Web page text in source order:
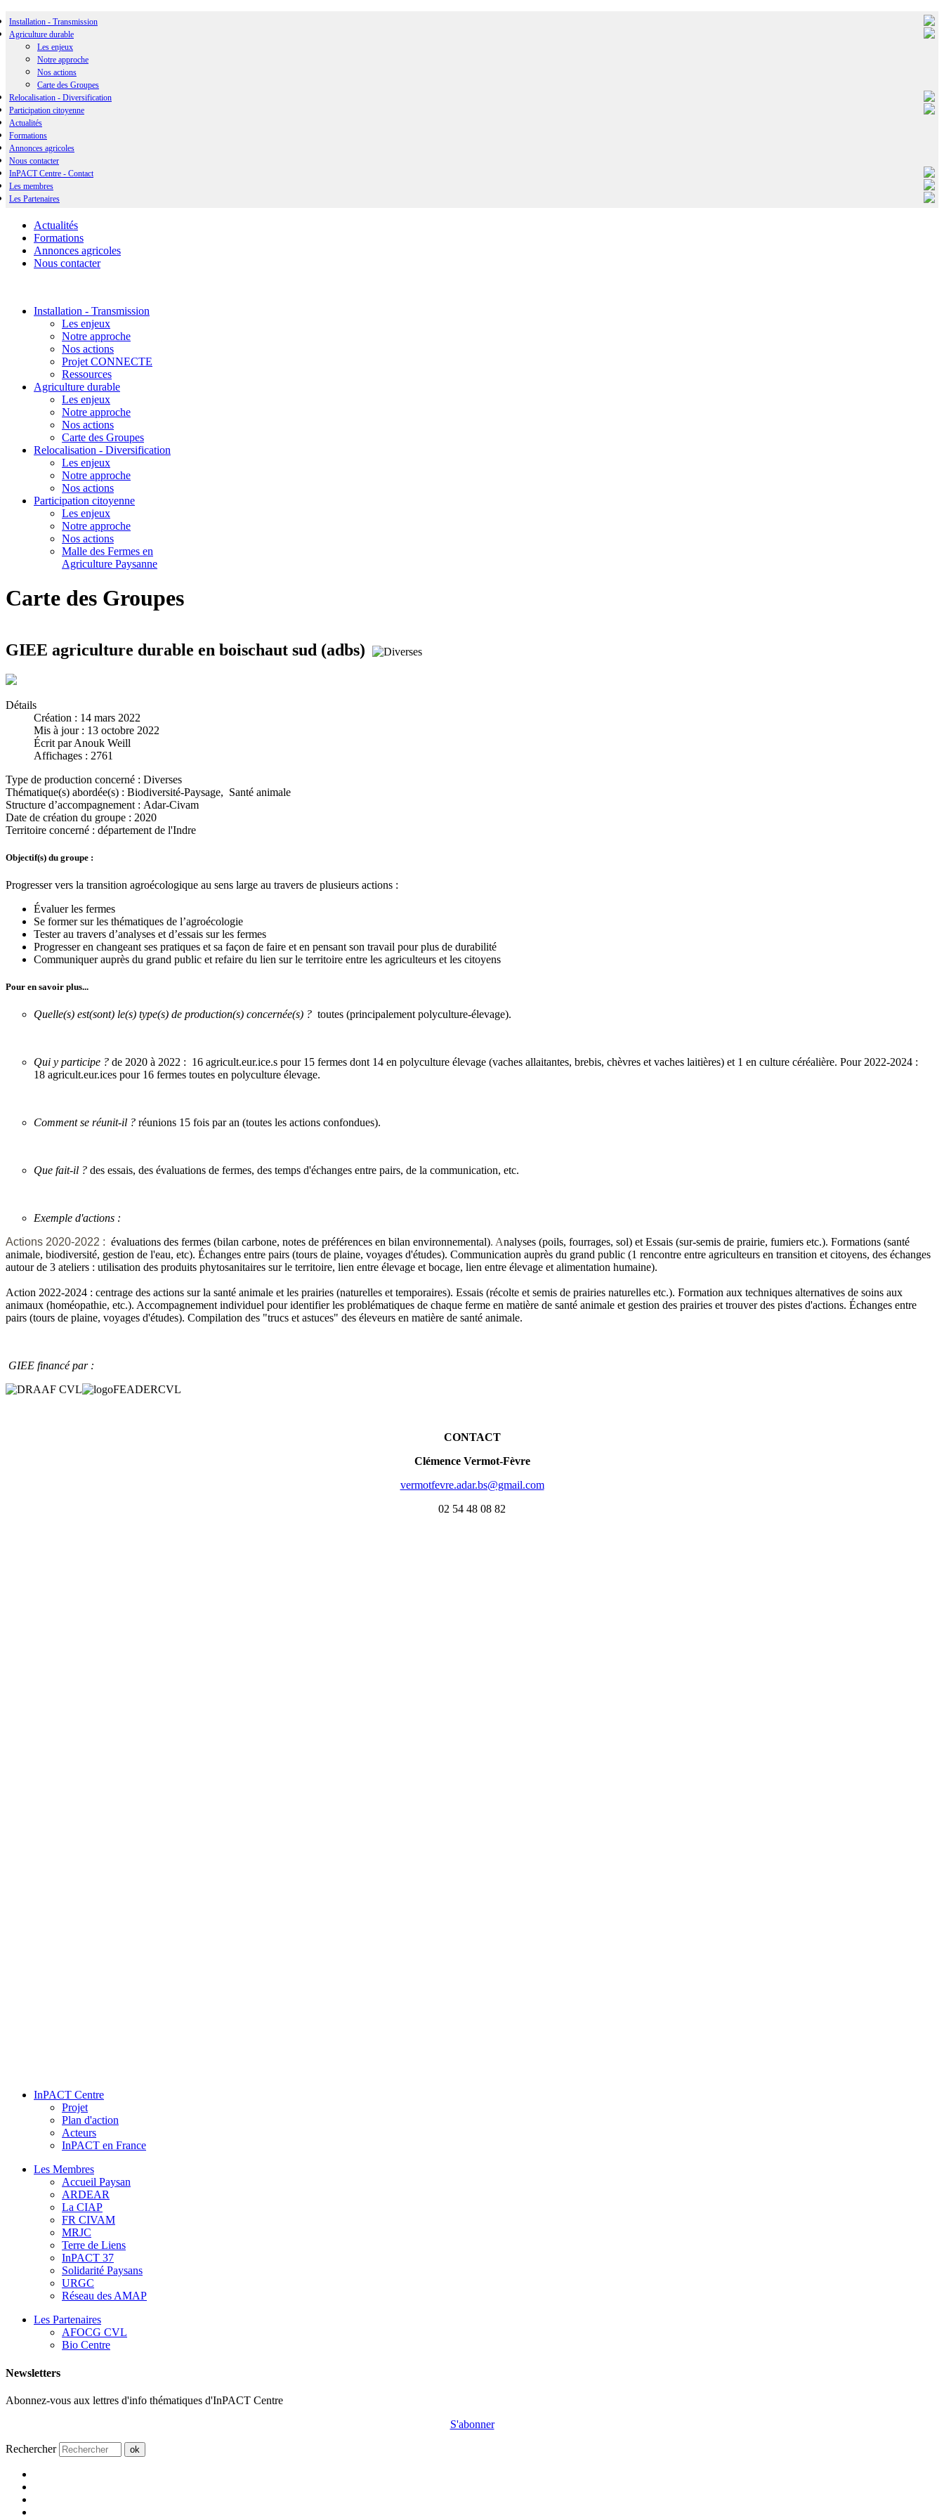
Installation - Transmission
Agriculture durable
Les enjeux
Notre approche
Nos actions
Carte des Groupes
Relocalisation - Diversification
Participation citoyenne
Actualités
Formations
Annonces agricoles
Nous contacter
InPACT Centre - Contact
Les membres
Les Partenaires
Actualités
Formations
Annonces agricoles
Nous contacter
Installation - Transmission
Les enjeux
Notre approche
Nos actions
Projet CONNECTE
Ressources
Agriculture durable
Les enjeux
Notre approche
Nos actions
Carte des Groupes
Relocalisation - Diversification
Les enjeux
Notre approche
Nos actions
Participation citoyenne
Les enjeux
Notre approche
Nos actions
Malle des Fermes en
Agriculture Paysanne
Carte des Groupes
GIEE agriculture durable en boischaut sud (adbs)
Détails
Création : 14 mars 2022
Mis à jour : 13 octobre 2022
Écrit parAnouk Weill
Affichages : 2761
Type de production concerné : Diverses
Thématique(s) abordée(s) : Biodiversité-Paysage, Santé animale
Structure d’accompagnement : Adar-Civam
Date de création du groupe : 2020
Territoire concerné : département de l'Indre
Objectif(s) du groupe :
Progresser vers la transition agroécologique au sens large au travers de plusieurs actions :
Évaluer les fermes
Se former sur les thématiques de l’agroécologie
Tester au travers d’analyses et d’essais sur les fermes
Progresser en changeant ses pratiques et sa façon de faire et en pensant son travail pour plus de durabilité
Communiquer auprès du grand public et refaire du lien sur le territoire entre les agriculteurs et les citoyens
Pour en savoir plus...
Quelle(s) est(sont) le(s) type(s) de production(s) concernée(s) ? toutes (principalement polyculture-élevage).
Qui y participe ? de 2020 à 2022 : 16 agricult.eur.ice.s pour 15 fermes dont 14 en polyculture élevage (vaches allaitantes, brebis, chèvres et vaches laitières) et 1 en culture céréalière. Pour 2022-2024 :
18 agricult.eur.ices pour 16 fermes toutes en polyculture élevage.
Comment se réunit-il ? réunions 15 fois par an (toutes les actions confondues).
Que fait-il ? des essais, des évaluations de fermes, des temps d'échanges entre pairs, de la communication, etc.
Exemple d'actions :
Actions 2020-2022 : évaluations des fermes (bilan carbone, notes de préférences en bilan environnemental). Analyses (poils, fourrages, sol) et Essais (sur-semis de prairie, fumiers etc.). Formations (santé
animale, biodiversité, gestion de l'eau, etc). Échanges entre pairs (tours de plaine, voyages d'études). Communication auprès du grand public (1 rencontre entre agriculteurs en transition et citoyens, des échanges
autour de 3 ateliers : utilisation des produits phytosanitaires sur le territoire, lien entre élevage et bocage, lien entre élevage et alimentation humaine).
Action 2022-2024 : centrage des actions sur la santé animale et les prairies (naturelles et temporaires). Essais (récolte et semis de prairies naturelles etc.). Formation aux techniques alternatives de soins aux
animaux (homéopathie, etc.). Accompagnement individuel pour identifier les problématiques de chaque ferme en matière de santé animale et gestion des prairies et trouver des pistes d'actions. Échanges entre
pairs (tours de plaine, voyages d'études). Compilation des "trucs et astuces" des éleveurs en matière de santé animale.
GIEE financé par :
CONTACT
Clémence Vermot-Fèvre
vermotfevre.adar.bs@gmail.com
02 54 48 08 82
InPACT Centre
Projet
Plan d'action
Acteurs
InPACT en France
Les Membres
Accueil Paysan
ARDEAR
La CIAP
FR CIVAM
MRJC
Terre de Liens
InPACT 37
Solidarité Paysans
URGC
Réseau des AMAP
Les Partenaires
AFOCG CVL
Bio Centre
Newsletters
Abonnez-vous aux lettres d'info thématiques d'InPACT Centre
S'abonner
Rechercher ok